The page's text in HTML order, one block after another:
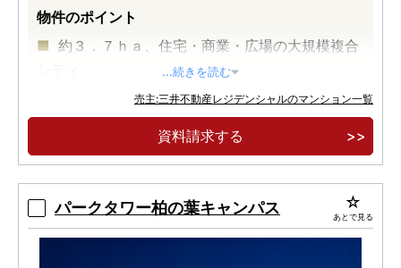
物件のポイント
約３．７ｈａ、住宅・商業・広場の大規模複合
ＪＲ総武線「市川」駅徒歩７分、全６７４邸、
２９階建、免震タワー
全４１タイプの多彩なプラン、１００平米超の
...続きを読む
売主:三井不動産レジデンシャルのマンション一覧
資料請求する
パークタワー柏の葉キャンパス あとで見る